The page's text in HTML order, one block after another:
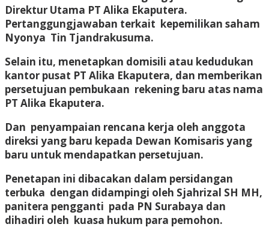
Direktur Utama PT Alika Ekaputera.
Pertanggungjawaban terkait kepemilikan saham
Nyonya Tin Tjandrakusuma.
Selain itu, menetapkan domisili atau kedudukan
kantor pusat PT Alika Ekaputera, dan memberikan
persetujuan pembukaan rekening baru atas nama
PT Alika Ekaputera.
Dan penyampaian rencana kerja oleh anggota
direksi yang baru kepada Dewan Komisaris yang
baru untuk mendapatkan persetujuan.
Penetapan ini dibacakan dalam persidangan
terbuka dengan didampingi oleh Sjahrizal SH MH,
panitera pengganti pada PN Surabaya dan
dihadiri oleh kuasa hukum para pemohon.